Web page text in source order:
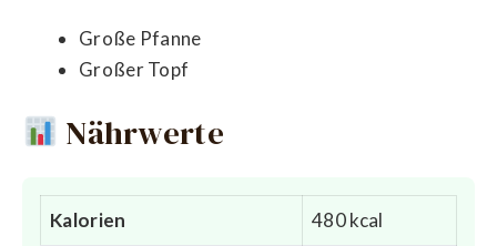
Große Pfanne
Großer Topf
Nährwerte
Kalorien 480 kcal